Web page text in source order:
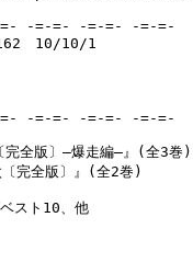
-=-=- -=-=- -=-=-
　10/10/1
-=-=- -=-=- -=-=-
完全版〕―爆走編―』(全3巻)
完全版〕』(全2巻)
スト10、他